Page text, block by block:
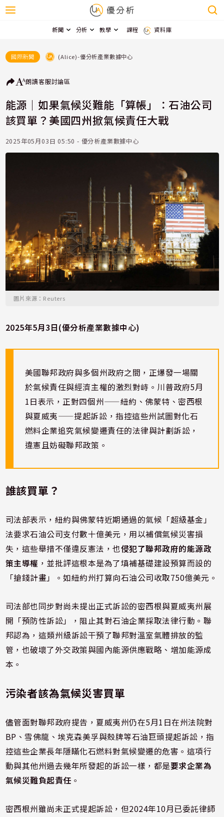
新聞 分析 教學 課程 資料庫
國際新聞 (Alice)-優分析產業數據中心
朗讀客服討論區
能源｜如果氣候災難能「算帳」：石油公司
該買單？美國四州掀氣候責任大戰
2025年05月03日 05:50 - 優分析產業數據中心
圖片來源：Reuters
2025年5月3日(優分析產業數據中心)
美國聯邦政府與多個州政府之間，正爆發一場關
於氣候責任與經濟主權的激烈對峙。川普政府5月
1日表示，正對四個州——紐約、佛蒙特、密西根
與夏威夷——提起訴訟，指控這些州試圖對化石
燃料企業追究氣候變遷責任的法律與計劃訴訟，
違憲且妨礙聯邦政策。
誰該買單？
司法部表示，紐約與佛蒙特近期通過的氣候「超級基金」
法要求石油公司支付數十億美元，用以補償氣候災害損
失，這些舉措不僅違反憲法，也侵犯了聯邦政府的能源政
策主導權 ，並批評這根本是為了填補基礎建設預算而設的
「搶錢計畫」。如紐約州打算向石油公司收取750億美元。
司法部也同步對尚未提出正式訴訟的密西根與夏威夷州展
開「預防性訴訟」，阻止其對石油企業採取法律行動。聯
邦認為，這類州級訴訟干預了聯邦對溫室氣體排放的監
管，也破壞了外交政策與國內能源供應戰略、增加能源成
本。
污染者該為氣候災害買單
儘管面對聯邦政府提告，夏威夷州仍在5月1日在州法院對
BP、雪佛龍、埃克森美孚與殼牌等石油巨頭提起訴訟，指
控這些企業長年隱瞞化石燃料對氣候變遷的危害。這項行
動與其他州過去幾年所發起的訴訟一樣，都是要求企業為
氣候災難負起責任 。
密西根州雖尚未正式提起訴訟，但2024年10月已委託律師